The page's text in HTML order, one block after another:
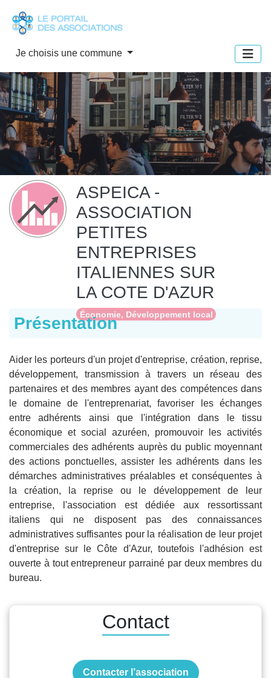
Je choisis une commune
ASPEICA -
ASSOCIATION
PETITES
ENTREPRISES
ITALIENNES SUR
LA COTE D'AZUR
Économie, Développement local
Présentation
Aider les porteurs d'un projet d'entreprise, création, reprise,
développement, transmission à travers un réseau des
partenaires et des membres ayant des compétences dans
le domaine de l'entreprenariat, favoriser les échanges
entre adhérents ainsi que l'intégration dans le tissu
économique et social azuréen, promouvoir les activités
commerciales des adhérents auprès du public moyennant
des actions ponctuelles, assister les adhérents dans les
démarches administratives préalables et conséquentes à
la création, la reprise ou le développement de leur
entreprise, l'association est dédiée aux ressortissant
italiens qui ne disposent pas des connaissances
administratives suffisantes pour la réalisation de leur projet
d'entreprise sur le Côte d'Azur, toutefois l'adhésion est
ouverte à tout entrepreneur parrainé par deux membres du
bureau.
Contact
Contacter l’association